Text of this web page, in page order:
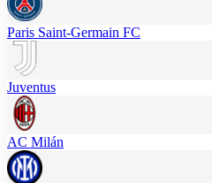
Paris Saint-Germain FC
Juventus
AC Milán